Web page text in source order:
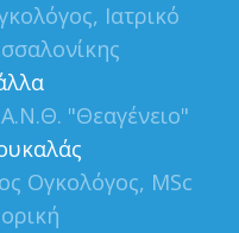
Ιατρικό
"Θεαγένειο"
Ογκολόγος, MSc